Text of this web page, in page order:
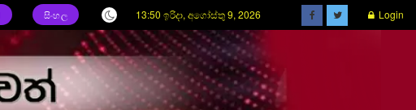
සිංහල 13:50 ඉරිදා, අගෝස්තු 9, 2026 Login